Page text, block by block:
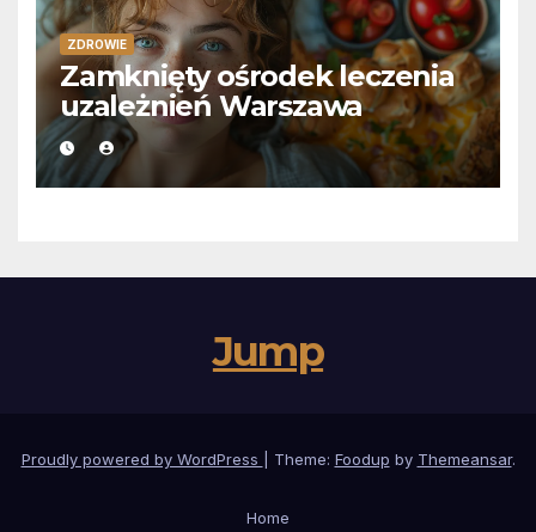
ZDROWIE
Zamknięty ośrodek leczenia
uzależnień Warszawa
Jump
Proudly powered by WordPress Theme: Foodup by Themeansar.
Home